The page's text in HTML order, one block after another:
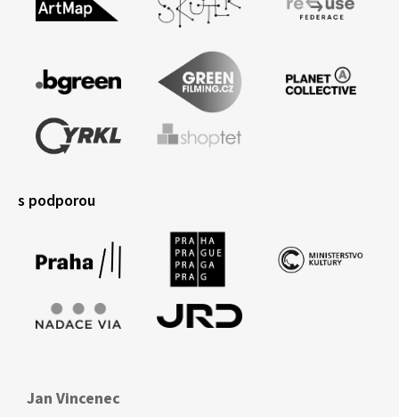
s podporou
Jan Vincenec